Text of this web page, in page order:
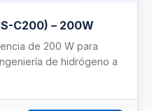
C200) – 200W
de 200 W para
de hidrógeno a